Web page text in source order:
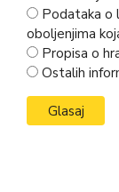
Podataka o
oboljenjima
Propisa o
Ostalih